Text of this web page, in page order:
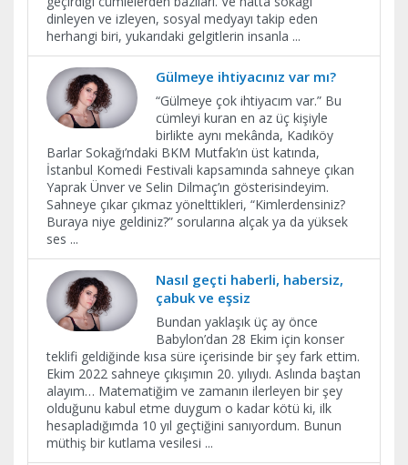
dinleyen ve izleyen, sosyal medyayı takip eden
herhangi biri, yukarıdaki gelgitlerin insanla ...
Gülmeye ihtiyacınız var mı?
“Gülmeye çok ihtiyacım var.” Bu
cümleyi kuran en az üç kişiyle
birlikte aynı mekânda, Kadıköy
Barlar Sokağı’ndaki BKM Mutfak’ın üst katında,
İstanbul Komedi Festivali kapsamında sahneye çıkan
Yaprak Ünver ve Selin Dilmaç’ın gösterisindeyim.
Sahneye çıkar çıkmaz yönelttikleri, “Kimlerdensiniz?
Buraya niye geldiniz?” sorularına alçak ya da yüksek
ses ...
Nasıl geçti haberli, habersiz,
çabuk ve eşsiz
Bundan yaklaşık üç ay önce
Babylon’dan 28 Ekim için konser
teklifi geldiğinde kısa süre içerisinde bir şey fark ettim.
Ekim 2022 sahneye çıkışımın 20. yılıydı. Aslında baştan
alayım… Matematiğim ve zamanın ilerleyen bir şey
olduğunu kabul etme duygum o kadar kötü ki, ilk
hesapladığımda 10 yıl geçtiğini sanıyordum. Bunun
müthiş bir kutlama vesilesi ...